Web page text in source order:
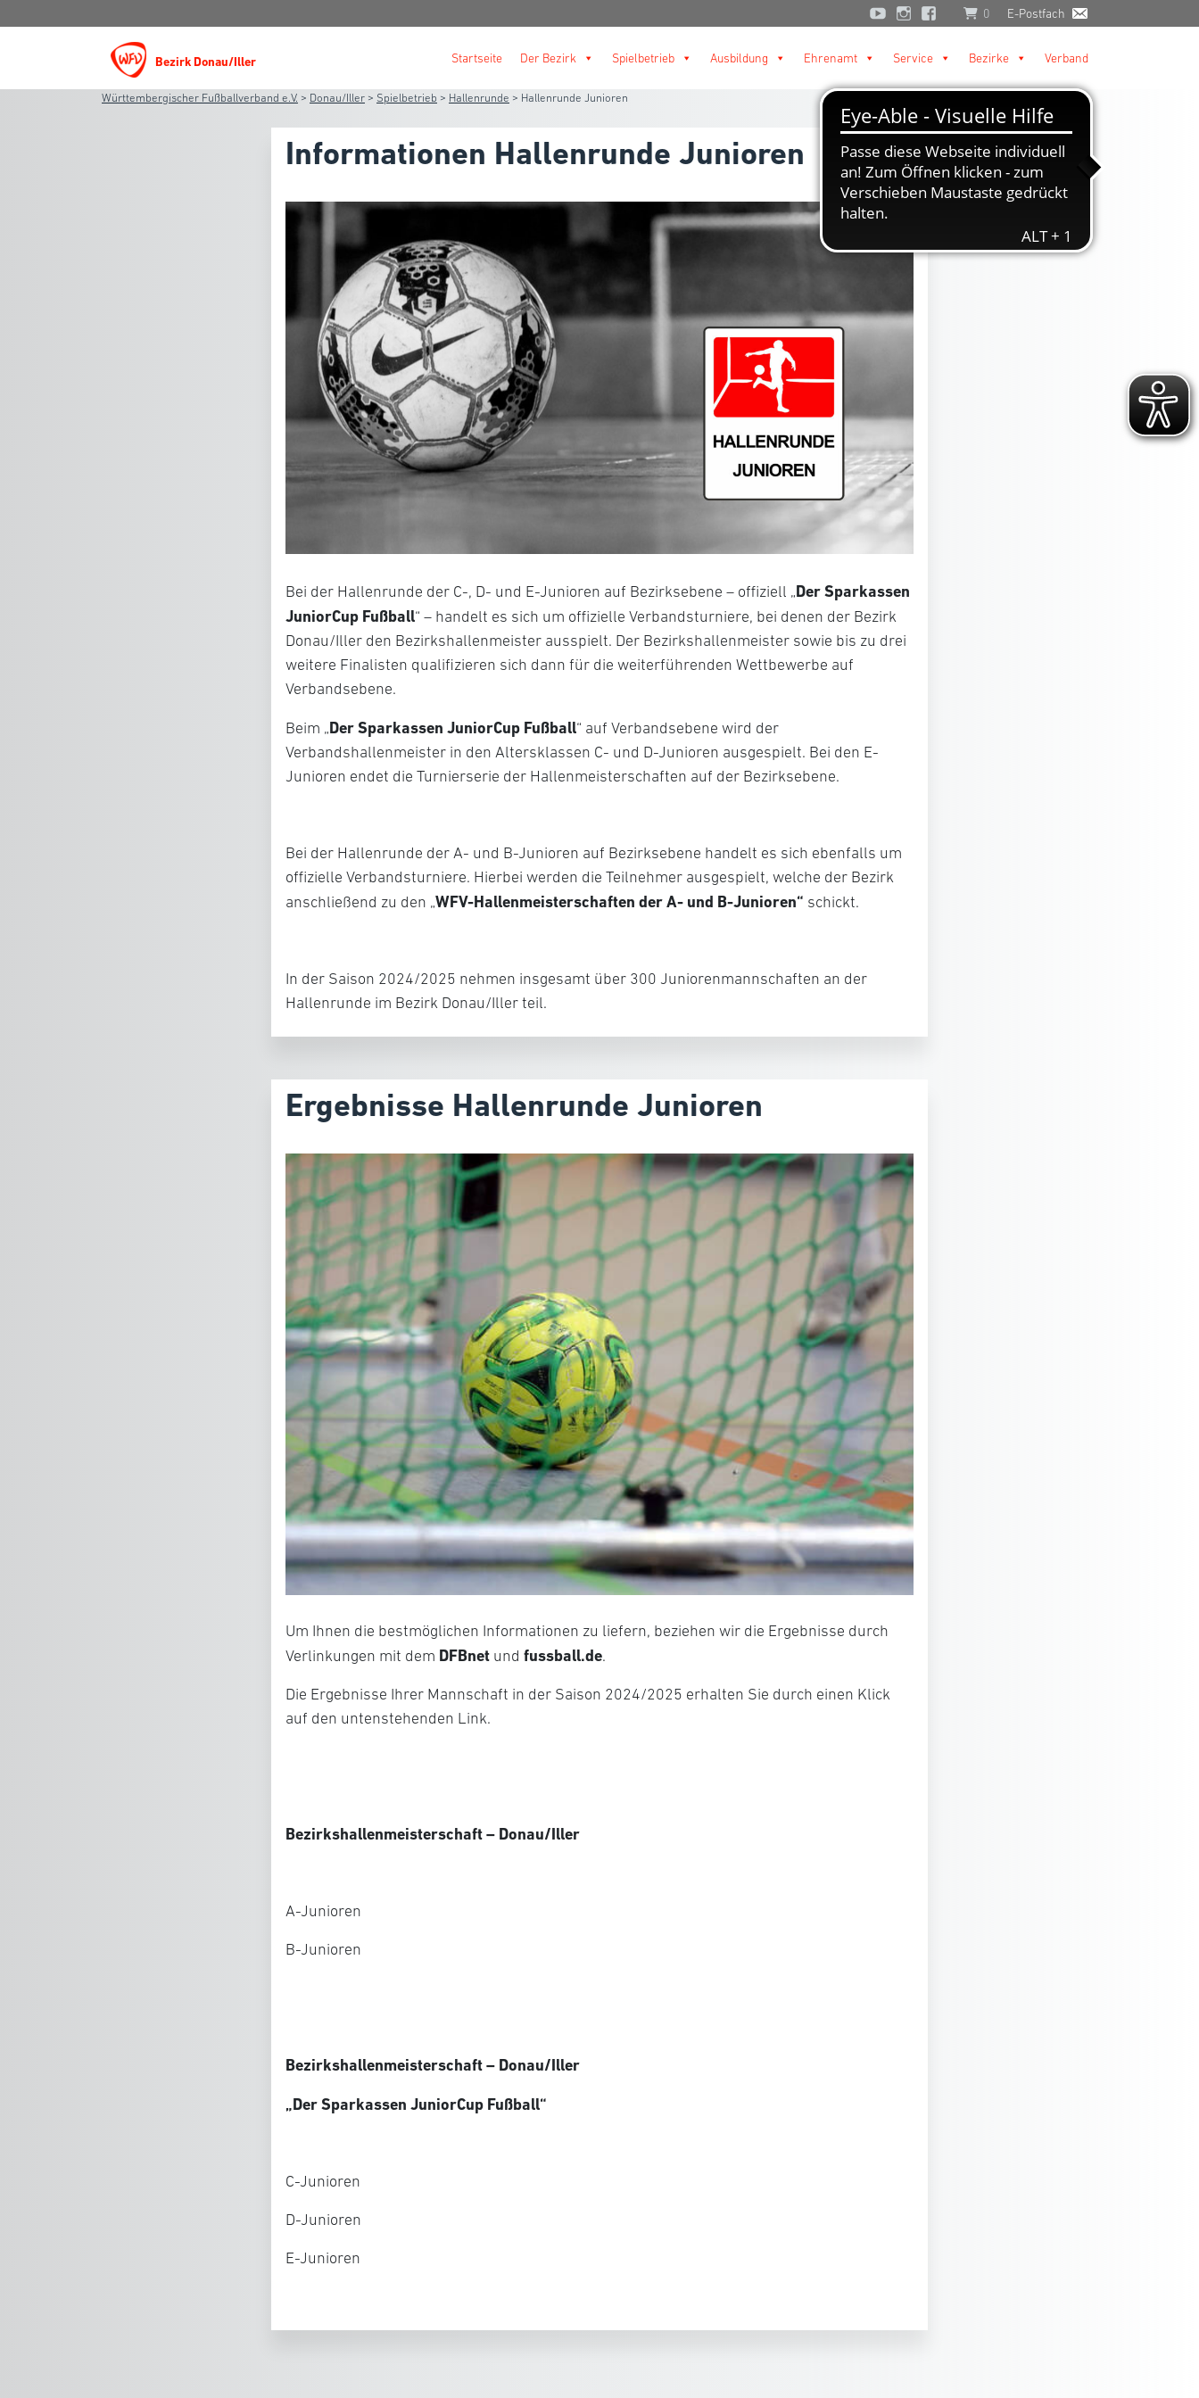
0 E-Postfach
Bezirk Donau/Iller Startseite Der Bezirk Spielbetrieb Ausbildung Ehrenamt Service Bezirke Verband
Württembergischer Fußballverband e.V. > Donau/Iller > Spielbetrieb > Hallenrunde > Hallenrunde Junioren
Informationen Hallenrunde Junioren
Bei der Hallenrunde der C-, D- und E-Junioren auf Bezirksebene – offiziell „Der Sparkassen
JuniorCup Fußball“ – handelt es sich um offizielle Verbandsturniere, bei denen der Bezirk
Donau/Iller den Bezirkshallenmeister ausspielt. Der Bezirkshallenmeister sowie bis zu drei
weitere Finalisten qualifizieren sich dann für die weiterführenden Wettbewerbe auf
Verbandsebene.
Beim „Der Sparkassen JuniorCup Fußball“ auf Verbandsebene wird der
Verbandshallenmeister in den Altersklassen C- und D-Junioren ausgespielt. Bei den E-
Junioren endet die Turnierserie der Hallenmeisterschaften auf der Bezirksebene.
Bei der Hallenrunde der A- und B-Junioren auf Bezirksebene handelt es sich ebenfalls um
offizielle Verbandsturniere. Hierbei werden die Teilnehmer ausgespielt, welche der Bezirk
anschließend zu den „WFV-Hallenmeisterschaften der A- und B-Junioren“ schickt.
In der Saison 2024/2025 nehmen insgesamt über 300 Juniorenmannschaften an der
Hallenrunde im Bezirk Donau/Iller teil.
Ergebnisse Hallenrunde Junioren
Um Ihnen die bestmöglichen Informationen zu liefern, beziehen wir die Ergebnisse durch
Verlinkungen mit dem DFBnet und fussball.de.
Die Ergebnisse Ihrer Mannschaft in der Saison 2024/2025 erhalten Sie durch einen Klick
auf den untenstehenden Link.
Bezirkshallenmeisterschaft – Donau/Iller
A-Junioren
B-Junioren
Bezirkshallenmeisterschaft – Donau/Iller
„Der Sparkassen JuniorCup Fußball“
C-Junioren
D-Junioren
E-Junioren